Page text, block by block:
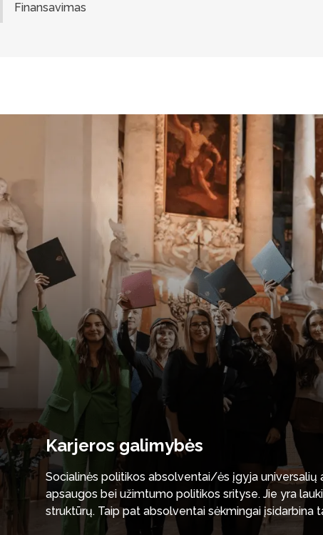
Finansavimas
Karjeros galimybės
Socialinės politikos absolventai/ės įgyja universalių
apsaugos bei užimtumo politikos srityse. Jie yra
struktūrų. Taip pat absolventai sėkmingai
privataus sektoriaus konsultacijų įmonėse. Be to,